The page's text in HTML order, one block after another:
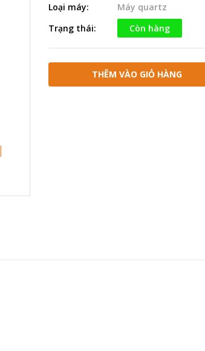
Loại máy:
Máy quartz
Trạng thái:
Còn hàng
THÊM VÀO GIỎ HÀNG